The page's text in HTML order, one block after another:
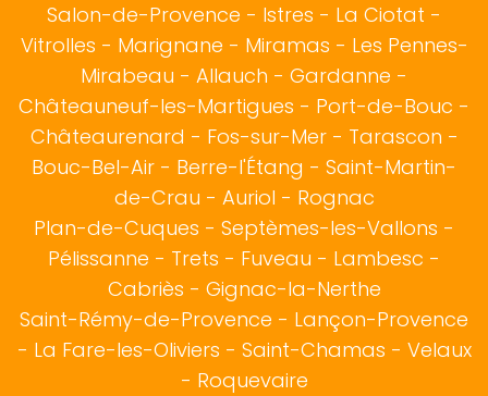
Salon-de-Provence - Istres - La Ciotat -
Vitrolles - Marignane - Miramas - Les Pennes-
Mirabeau - Allauch - Gardanne -
Châteauneuf-les-Martigues - Port-de-Bouc -
Châteaurenard - Fos-sur-Mer- Tarascon -
Bouc-Bel-Air - Berre-l'Étang - Saint-Martin-
de-Crau - Auriol - Rognac
Plan-de-Cuques - Septèmes-les-Vallons -
Pélissanne - Trets - Fuveau - Lambesc -
Cabriès - Gignac-la-Nerthe
Saint-Rémy-de-Provence - Lançon-Provence
- La Fare-les-Oliviers - Saint-Chamas - Velaux
- Roquevaire